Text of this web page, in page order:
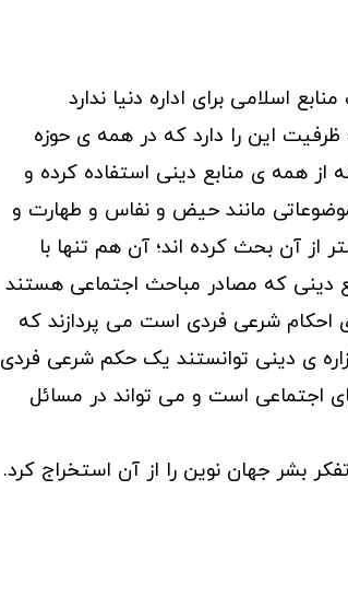
اسلامی برای اداره دنیا ندارد
ظرفیت این را دارد که در همه ی حوزه
از همه ی منابع دینی استفاده کرده و
مانند حیض و نفاس و طهارت و
آن بحث کرده اند؛ آن هم تنها با
دینی که مصادر مباحث اجتماعی هستند
احکام شرعی فردی است می پردازند که
ی دینی توانستند یک حکم شرعی فردی
اجتماعی است و می تواند در مسائل
بشر جهان نوین را از آن استخراج کرد.